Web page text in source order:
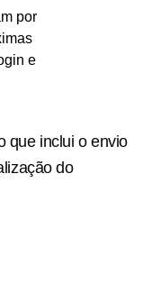
por
e
que inclui o envio
do